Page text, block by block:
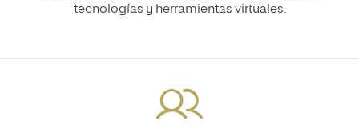
tecnologías y herramientas virtuales.